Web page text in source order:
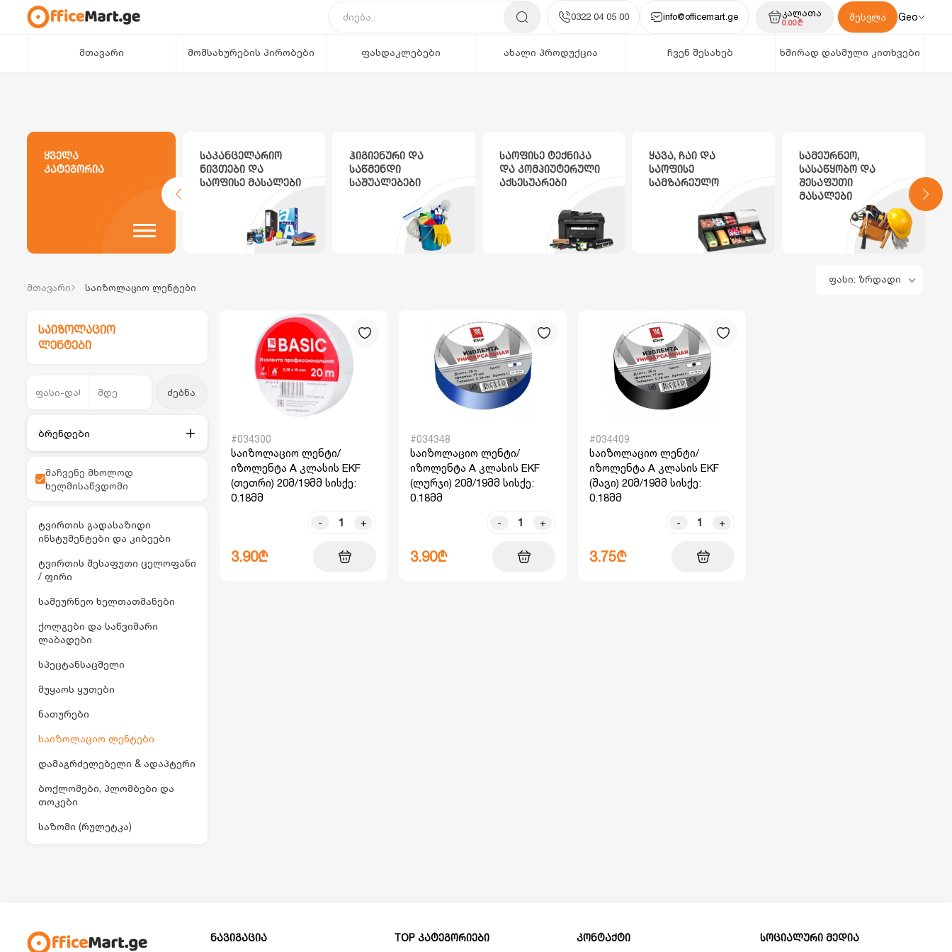
0322 04 05 00 info@officemart.ge კალათა
0.00₾ შესვლა Geo
მთავარი მომსახურების პირობები ფასდაკლებები ახალი პროდუქცია ჩვენ შესახებ ხშირად დასმული კითხვები
ყველა
კატეგორია
საკანცელარიო
ნივთები და
საოფისე მასალები
ჰიგიენური და
საწმენდი
საშუალებები
საოფისე ტექნიკა
და კომპიუტერული
აქსესუარები
ყავა, ჩაი და
საოფისე
სამზარეულო
სამეურნეო,
სასაწყობო და
შესაფუთი
მასალები
მთავარი საიზოლაციო ლენტები
საიზოლაციო
ლენტები
ძებნა
ბრენდები
მაჩვენე მხოლოდ
ხელმისაწვდომი
ტვირთის გადასაზიდი
ინსტუმენტები და კიბეები
ტვირთის შესაფუთი ცელოფანი
/ ფირი
სამეურნეო ხელთათმანები
ქოლგები და საწვიმარი
ლაბადები
სპეცტანსაცმელი
მუყაოს ყუთები
ნათურები
საიზოლაციო ლენტები
დამაგრძელებელი & ადაპტერი
ბოქლომები, პლომბები და
თოკები
საზომი (რულეტკა)
ფასი: ზრდადი
#034300
საიზოლაციო ლენტი/
იზოლენტა A კლასის EKF
(თეთრი) 20მ/19მმ სისქე:
0.18მმ
- +
3.90₾
#034348
საიზოლაციო ლენტი/
იზოლენტა A კლასის EKF
(ლურჯი) 20მ/19მმ სისქე:
0.18მმ
- +
3.90₾
#034409
საიზოლაციო ლენტი/
იზოლენტა A კლასის EKF
(შავი) 20მ/19მმ სისქე:
0.18მმ
- +
3.75₾
ნავიგაცია TOP კატეგორიები კონტაქტი სოციალური მედია